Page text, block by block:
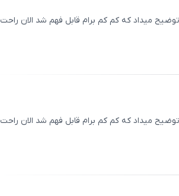
میداد که کم کم برام قابل فهم شد الان راحت
میداد که کم کم برام قابل فهم شد الان راحت